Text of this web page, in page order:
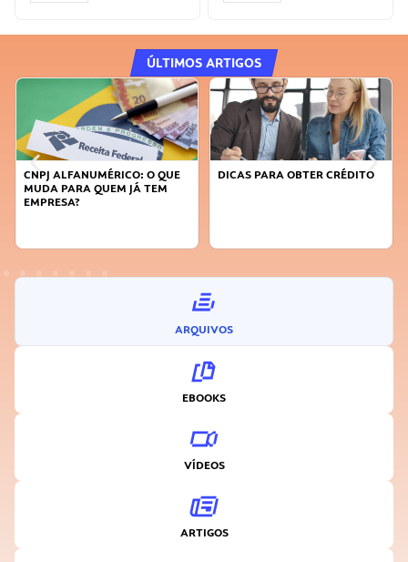
ÚLTIMOS ARTIGOS
DICAS PARA OBTER CRÉDITO
FAÇA A DIFERENÇA: SEJA
ARQUIVOS
EBOOKS
VÍDEOS
ARTIGOS